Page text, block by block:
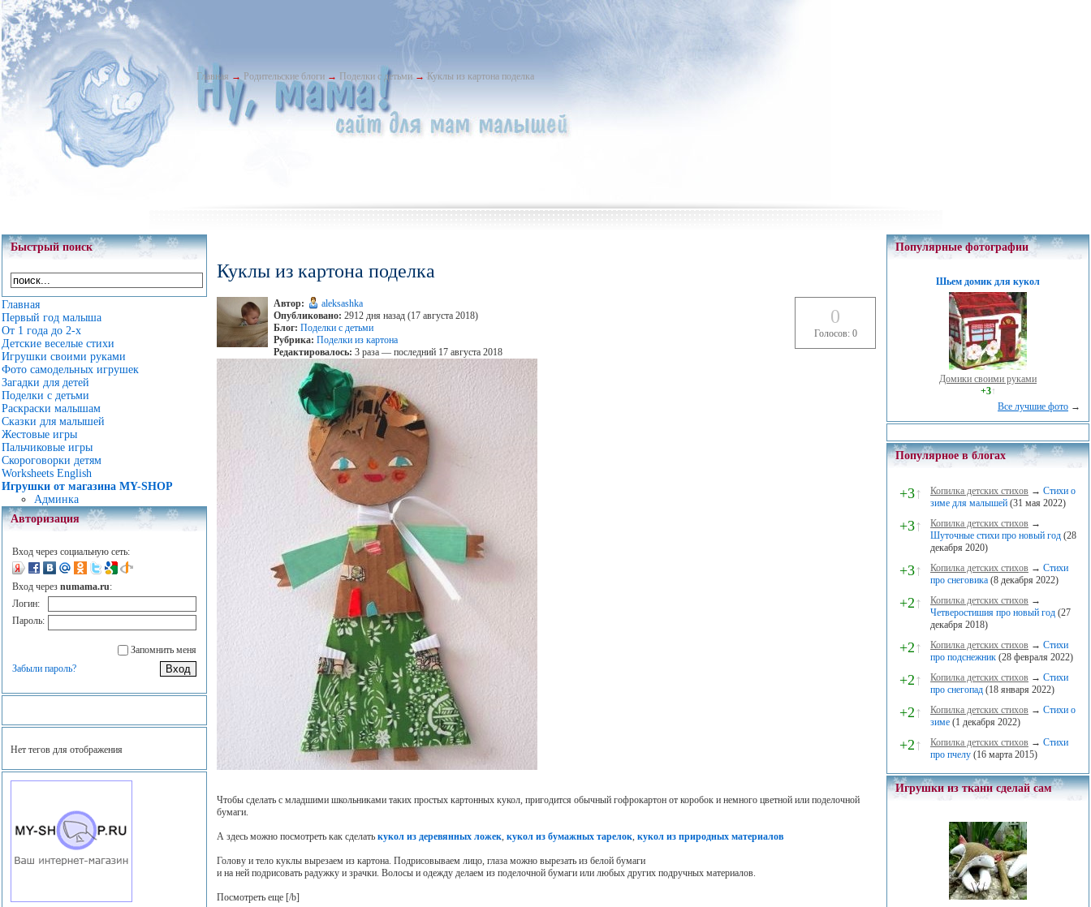
Главная → Родительские блоги → Поделки с детьми → Куклы из картона поделка
Быстрый поиск
Главная
Первый год малыша
От 1 года до 2-х
Детские веселые стихи
Игрушки своими руками
Фото самодельных игрушек
Загадки для детей
Поделки с детьми
Раскраски малышам
Сказки для малышей
Жестовые игры
Пальчиковые игры
Скороговорки детям
Worksheets English
Игрушки от магазина MY-SHOP
Админка
Авторизация
Вход через социальную сеть:
Вход через numama.ru:
Логин:
Пароль:
Запомнить меня
Забыли пароль?
Нет тегов для отображения
Куклы из картона поделка
Автор:
aleksashka
Опубликовано: 2912 дня назад (17 августа 2018)
Блог: Поделки с детьми
Рубрика: Поделки из картона
Редактировалось: 3 раза — последний 17 августа 2018
0
Голосов: 0
Чтобы сделать с младшими школьниками таких простых картонных кукол, пригодится обычный гофрокартон от коробок и немного цветной или поделочной
бумаги.
А здесь можно посмотреть как сделатькукол из деревянных ложек,кукол из бумажных тарелок,кукол из природных материалов
Голову и тело куклы вырезаем из картона. Подрисовываем лицо, глаза можно вырезать из белой бумаги
и на ней подрисовать радужку и зрачки. Волосы и одежду делаем из поделочной бумаги или любых других подручных материалов.
Посмотреть еще [/b]
Популярные фотографии
Шьем домик для кукол
Домики своими руками
+3↑
Все лучшие фото →
Популярное в блогах
+3↑ Копилка детских стихов → Стихи о
зиме для малышей (31 мая 2022)
+3↑ Копилка детских стихов →
Шуточные стихи про новый год (28
декабря 2020)
+3↑ Копилка детских стихов → Стихи
про снеговика (8 декабря 2022)
+2↑ Копилка детских стихов →
Четверостишия про новый год (27
декабря 2018)
+2↑ Копилка детских стихов → Стихи
про подснежник (28 февраля 2022)
+2↑ Копилка детских стихов → Стихи
про снегопад (18 января 2022)
+2↑ Копилка детских стихов → Стихи о
зиме (1 декабря 2022)
+2↑ Копилка детских стихов → Стихи
про пчелу (16 марта 2015)
Игрушки из ткани сделай сам